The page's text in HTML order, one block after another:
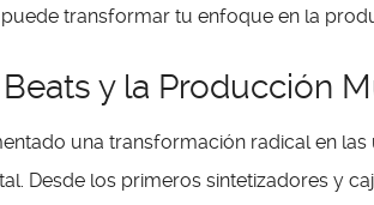
transformar tu enfoque en la
y la Producción
una transformación radical en
Desde los primeros sintetizadores y